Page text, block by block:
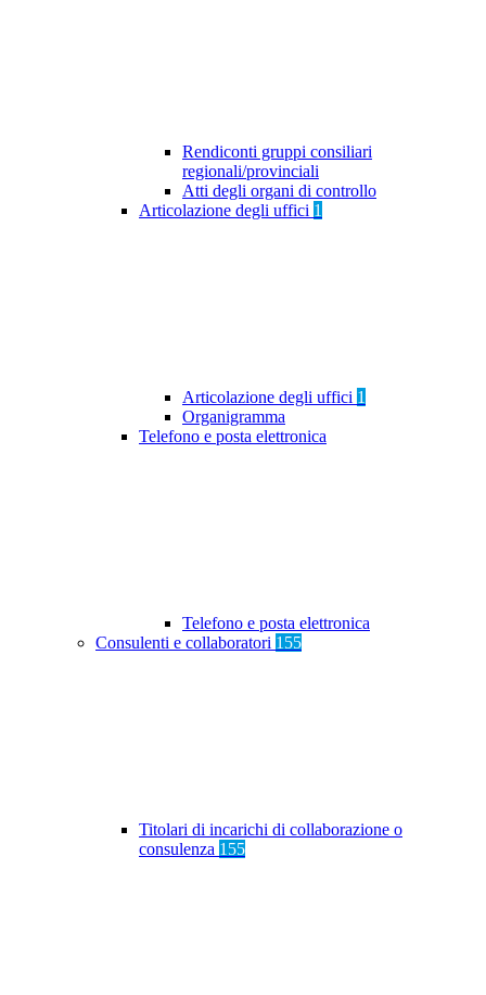
Rendiconti gruppi consiliari
regionali/provinciali
Atti degli organi di controllo
Articolazione degli uffici 1
Articolazione degli uffici 1
Organigramma
Telefono e posta elettronica
Telefono e posta elettronica
Consulenti e collaboratori 155
Titolari di incarichi di collaborazione o
consulenza 155